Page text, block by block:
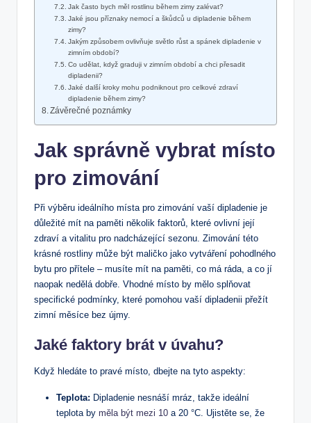
Jak často bych měl rostlinu během zimy zalévat?
Jaké jsou příznaky nemocí a škůdců u⁢ dipladenie během
zimy?
Jakým způsobem ovlivňuje světlo růst a spánek dipladenie⁣ v
zimním ‍období?
Co udělat, ⁤když graduji v zimním období a chci přesadit
dipladenii?
Jaké další kroky mohu podniknout pro celkové zdraví
dipladenie ‍během zimy?
Závěrečné poznámky
Jak správně ⁢vybrat místo
pro zimování
Při⁣ výběru ideálního‍ místa ⁣pro zimování vaší dipladenie‍ je
důležité mít na ‌paměti několik faktorů, které ovlivní její
zdraví a vitalitu pro nadcházející sezonu. Zimování této
krásné rostliny může být maličko jako‍ vytváření pohodlného
bytu pro přítele – musíte mít na paměti, ⁤co má ráda, a co ⁣jí​
naopak nedělá dobře. ‍Vhodné místo‍ by mělo‌ splňovat
specifické podmínky, které pomohou vaší dipladenii přežít
⁣zimní měsíce bez újmy.
Jaké faktory brát v úvahu?
Když hledáte⁢ to pravé místo, dbejte na tyto⁣ aspekty:
Teplota: Dipladenie ⁢nesnáší mráz, takže ideální
teplota by měla být mezi 10 ⁤a 20 °C. ‌Ujistěte se, že